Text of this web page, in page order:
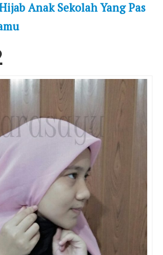
Anak Sekolah Yang Pas